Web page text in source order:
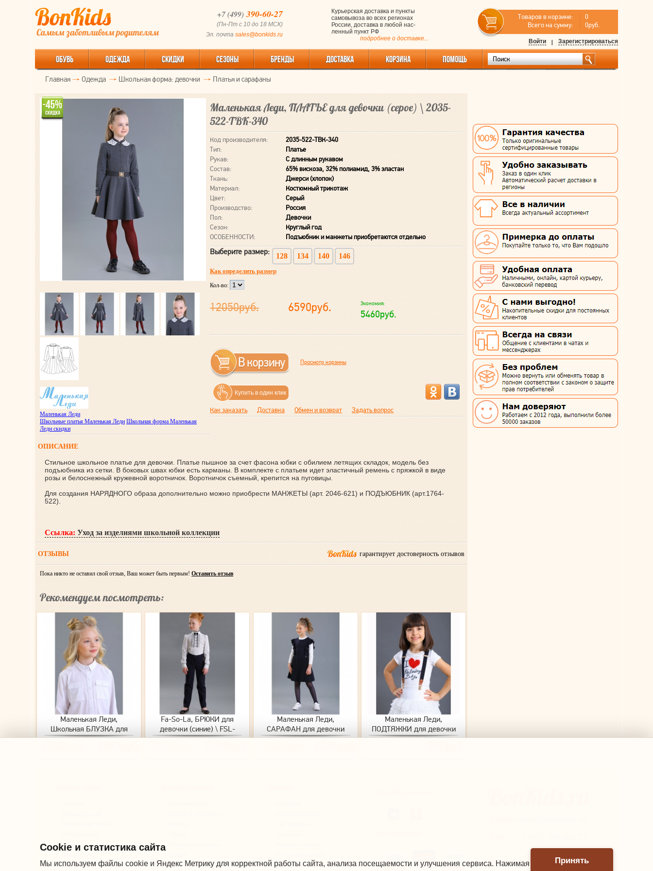
+7 (499)390-60-27
(Пн-Пт с 10 до 18 МСК)
Эл. почта sales@bonkids.ru
Курьерская доставка и пункты
самовывоза во всех регионах
России, доставка в любой нас-
ленный пункт РФ
подробнее о доставке...
Товаров в корзине:
Всего на сумму:
0
0руб.
Зарегистрироваться
|
Войти
ОБУВЬ ОДЕЖДА СКИДКИ СЕЗОНЫ БРЕНДЫ ДОСТАВКА КОРЗИНА ПОМОЩЬ
Главная Одежда Школьная форма: девочки Платья и сарафаны
Маленькая Леди
Школьные платья Маленькая Леди Школьная форма Маленькая
Леди скидки
Маленькая Леди, ПЛАТЬЕ для девочки (серое) \ 2035-
522-ТВК-340
Код производителя:
2035-522-ТВК-340
Тип:
Платье
Рукав:
С длинным рукавом
Состав:
65% вискоза, 32% полиамид, 3% эластан
Ткань:
Джерси (хлопок)
Материал:
Костюмный трикотаж
Цвет:
Серый
Производство:
Россия
Пол:
Девочки
Сезон:
Круглый год
ОСОБЕННОСТИ:
Подъюбник и манжеты приобретаются отдельно
Выберите размер: 128 134 140 146
Как определить размер
Кол-во:
12050руб. 6590руб. Экономия:
5460руб.
Просмотр корзины
Купить в один клик
Как заказать Доставка Обмен и возврат Задать вопрос
ОПИСАНИЕ
Стильное школьное платье для девочки. Платье пышное за счет фасона юбки с обилием летящих складок, модель без
подъюбника из сетки. В боковых швах юбки есть карманы. В комплекте с платьем идет эластичный ремень с пряжкой в виде
розы и белоснежный кружевной воротничок. Воротничок съемный, крепится на пуговицы.
Для создания НАРЯДНОГО образа дополнительно можно приобрести МАНЖЕТЫ (арт. 2046-621) и ПОДЪЮБНИК (арт.1764-
522).
Ссылка:Уход за изделиями школьной коллекции
ОТЗЫВЫ гарантирует достоверность отзывов
Пока никто не оставил свой отзыв, Ваш может быть первым!Оставить отзыв
Рекомендуем посмотреть:
Маленькая Леди,
Школьная БЛУЗКА для
девочки \ 2332/2 (белая)
Fa-So-La, БРЮКИ для
девочки (синие) \ FSL-
079/1-522
Маленькая Леди,
САРАФАН для девочки
(синий) \ 2583-523-ВВОК
Маленькая Леди,
ПОДТЯЖКИ для девочки
16501-621 (ЧЕРНЫЕ)
Кеды, кроссовки
Туфли
Варежки, Краги
Политика конфиденциальности
Связаться в мессенджере
Cookie и статистика сайта
Мы используем файлы cookie и Яндекс Метрику для корректной работы сайта, анализа посещаемости и улучшения сервиса. Нажимая
Принять